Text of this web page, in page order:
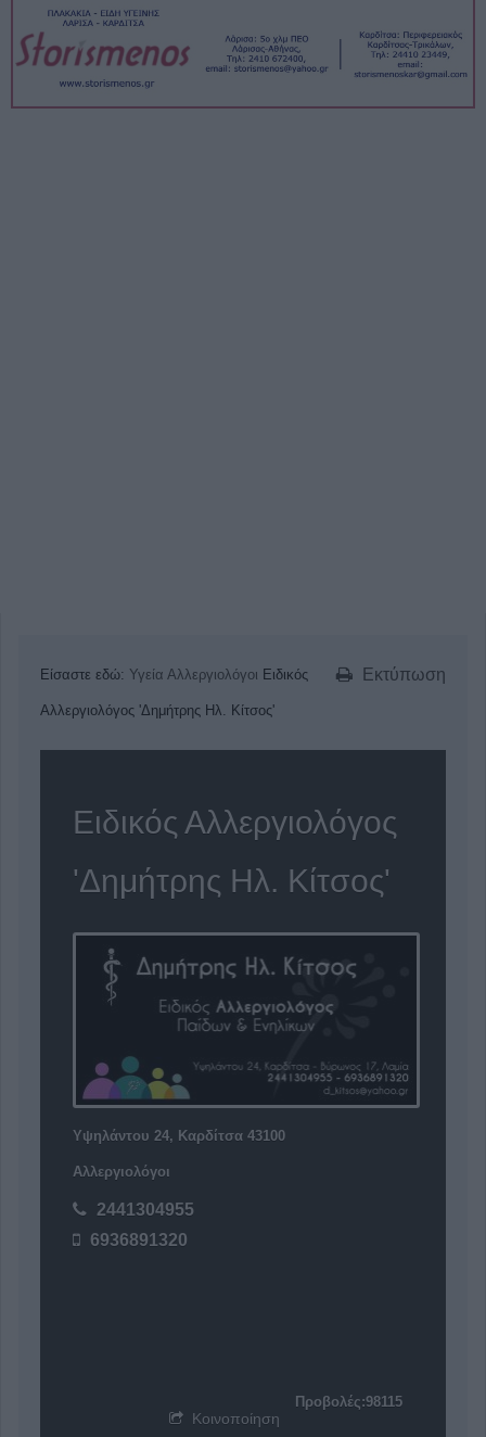
Εκτύπωση
Είσαστε εδώ: Υγεία Αλλεργιολόγοι Ειδικός
Αλλεργιολόγος 'Δημήτρης Ηλ. Κίτσος'
Ειδικός Αλλεργιολόγος
'Δημήτρης Ηλ. Κίτσος'
Υψηλάντου 24, Καρδίτσα 43100
Αλλεργιολόγοι
2441304955
6936891320
Προβολές:98115
Κοινοποίηση